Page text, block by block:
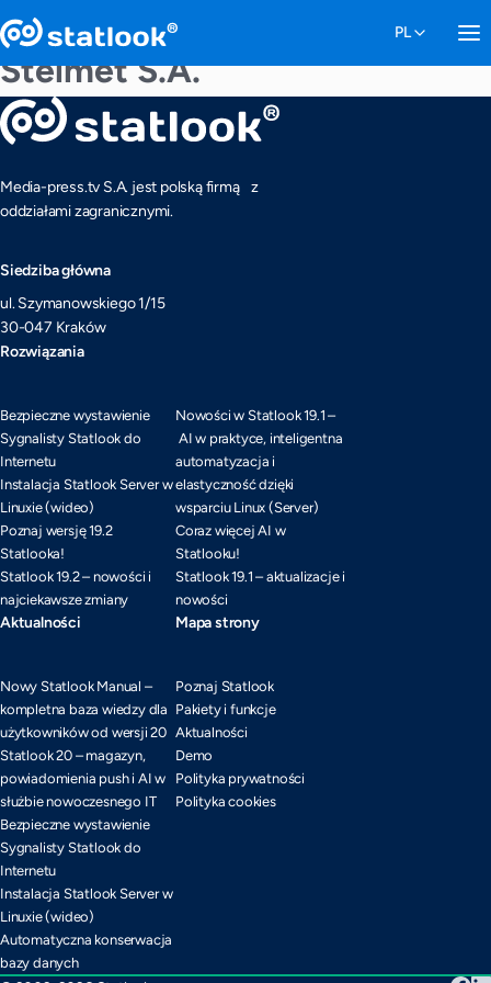
Stelmet S.A.
Media-press.tv S.A. jest polską firmą z
oddziałami zagranicznymi.
Siedziba główna
ul. Szymanowskiego 1/15
30-047 Kraków
Rozwiązania
Bezpieczne wystawienie
Sygnalisty Statlook do
Internetu
Instalacja Statlook Server w
Linuxie (wideo)
Poznaj wersję 19.2
Statlooka!
Statlook 19.2 – nowości i
najciekawsze zmiany
Nowości w Statlook 19.1 –
AI w praktyce, inteligentna
automatyzacja i
elastyczność dzięki
wsparciu Linux (Server)
Coraz więcej AI w
Statlooku!
Statlook 19.1 – aktualizacje i
nowości
Aktualności
Nowy Statlook Manual –
kompletna baza wiedzy dla
użytkowników od wersji 20
Statlook 20 – magazyn,
powiadomienia push i AI w
służbie nowoczesnego IT
Bezpieczne wystawienie
Sygnalisty Statlook do
Internetu
Instalacja Statlook Server w
Linuxie (wideo)
Automatyczna konserwacja
bazy danych
Mapa strony
Poznaj Statlook
Pakiety i funkcje
Aktualności
Demo
Polityka prywatności
Polityka cookies